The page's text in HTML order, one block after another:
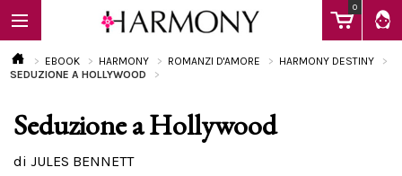
0
EBOOK
EBOOK HARMONY ROMANZI D'AMORE
HARMONY DESTINY
SEDUZIONE A HOLLYWOOD
Seduzione a Hollywood
di JULES BENNETT